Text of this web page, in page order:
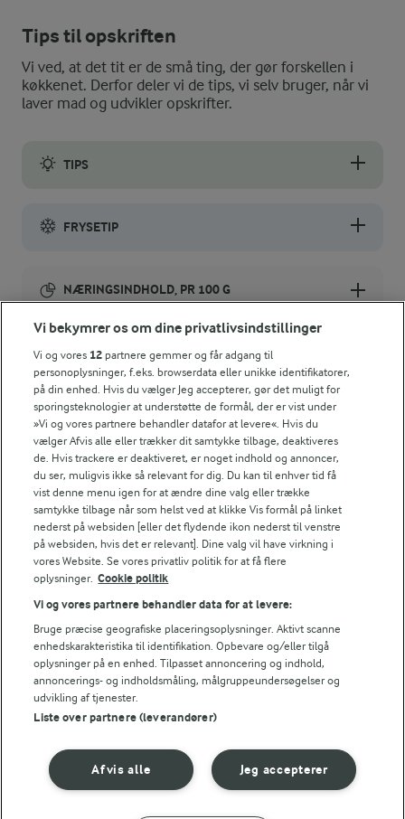
Tips til opskriften
Vi ved, at det tit er de små ting, der gør forskellen i
køkkenet. Derfor deler vi de tips, vi selv bruger, når vi
laver mad og udvikler opskrifter.
TIPS
FRYSETIP
NÆRINGSINDHOLD, PR 100 G
Energiindhold:
697 kJ / 166 kcal
Energifordeling
ENERGI PR 100 G
Fiber:
1,5 g
Protein:
2,7 g
Fedt:
6,1 g
Kulhydrat:
25 g
Server fx denne iskaffe med havredrik til dine
pandekager
Vi bekymrer os om dine privatlivsindstillinger
Vi og vores 12 partnere gemmer og får adgang til
personoplysninger, f.eks. browserdata eller unikke identifikatorer,
på din enhed. Hvis du vælger Jeg accepterer, gør det muligt for
sporingsteknologier at understøtte de formål, der er vist under
»Vi og vores partnere behandler datafor at levere«. Hvis du
vælger Afvis alle eller trækker dit samtykke tilbage, deaktiveres
de. Hvis trackere er deaktiveret, er noget indhold og annoncer,
du ser, muligvis ikke så relevant for dig. Du kan til enhver tid få
vist denne menu igen for at ændre dine valg eller trække
samtykke tilbage når som helst ved at klikke Vis formål på linket
nederst på websiden [eller det flydende ikon nederst til venstre
på websiden, hvis det er relevant]. Dine valg vil have virkning i
vores Website. Se vores privatliv politik for at få flere
oplysninger. Cookie politik
Vi og vores partnere behandler data for at levere:
Bruge præcise geografiske placeringsoplysninger. Aktivt scanne
enhedskarakteristika til identifikation. Opbevare og/eller tilgå
oplysninger på en enhed. Tilpasset annoncering og indhold,
annoncerings- og indholdsmåling, målgruppeundersøgelser og
udvikling af tjenester.
Liste over partnere (leverandører)
Jeg accepterer
Afvis alle